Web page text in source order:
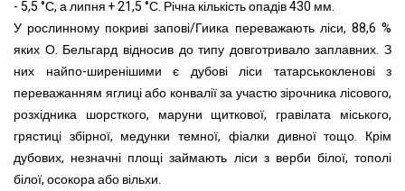
- 5,5 °С, а липня + 21,5 °С. Річна кількість опадів 430 мм.
У рослинному покриві запові/Гиика переважають ліси, 88,6 %
яких О. Бельгард відносив до типу довготривало заплавних. З
них найпо-ширенішими є дубові ліси татарськокленові з
переважанням яглиці або конвалії за участю зірочника лісового,
розхідника шорсткого, маруни щиткової, гравілата міського,
грястиці збірної, медунки темної, фіалки дивної тощо. Крім
дубових, незначні площі займають ліси з верби білої, тополі
білої, осокора або вільхи.